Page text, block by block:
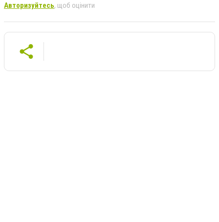
Авторизуйтесь, щоб оцінити